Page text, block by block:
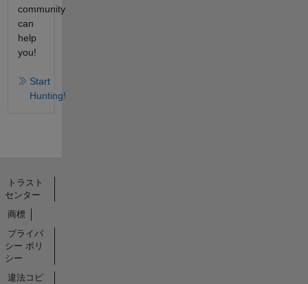
community
can
help
you!
Start
Hunting!
トラスト
センター
商標
プライバ
シー ポリ
シー
違法コピ